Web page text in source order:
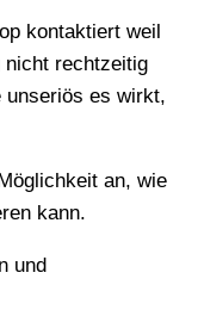
kontaktiert weil
nicht rechtzeitig
unseriös es wirkt,
an, wie
kann.
und